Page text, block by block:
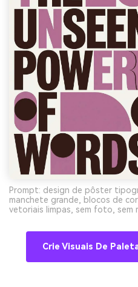
Prompt: design de pôster
manchete grande, blocos de
vetoriais limpas, sem foto, sem
Crie Visuais De